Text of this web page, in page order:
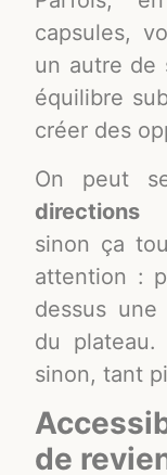
capsules,
un autre de
équilibre
créer des
On peut
directions
sinon ça
attention :
dessus
du
sinon, tant
de